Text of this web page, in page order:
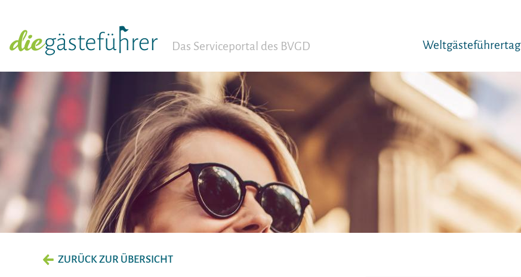
Das Serviceportal des BVGD Weltgäst­eführertag
ZURÜCK ZUR ÜBERSICHT